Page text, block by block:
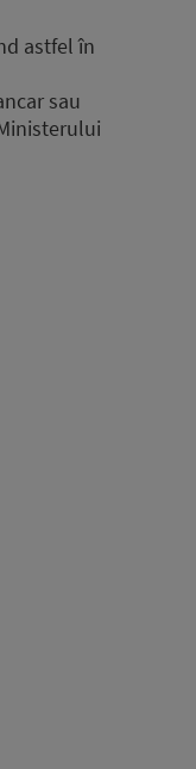
astfel în
sau